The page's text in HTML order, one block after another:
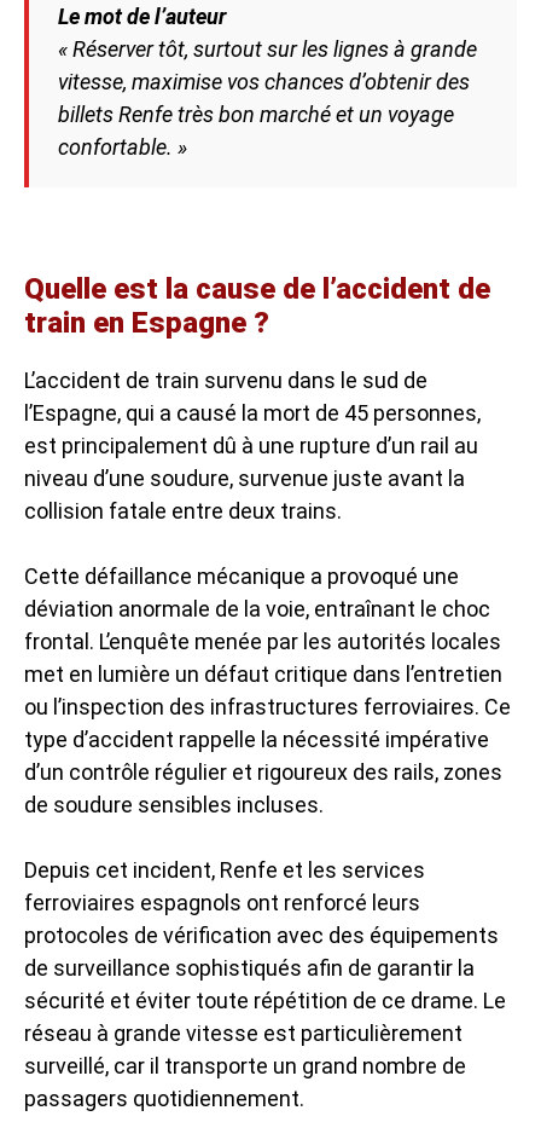
Le mot de l’auteur
« Réserver tôt, surtout sur les lignes à grande
vitesse, maximise vos chances d’obtenir des
billets Renfe très bon marché et un voyage
confortable. »
Quelle est la cause de l’accident de
train en Espagne ?
L’accident de train survenu dans le sud de
l’Espagne, qui a causé la mort de 45 personnes,
est principalement dû à une rupture d’un rail au
niveau d’une soudure, survenue juste avant la
collision fatale entre deux trains.
Cette défaillance mécanique a provoqué une
déviation anormale de la voie, entraînant le choc
frontal. L’enquête menée par les autorités locales
met en lumière un défaut critique dans l’entretien
ou l’inspection des infrastructures ferroviaires. Ce
type d’accident rappelle la nécessité impérative
d’un contrôle régulier et rigoureux des rails, zones
de soudure sensibles incluses.
Depuis cet incident, Renfe et les services
ferroviaires espagnols ont renforcé leurs
protocoles de vérification avec des équipements
de surveillance sophistiqués afin de garantir la
sécurité et éviter toute répétition de ce drame. Le
réseau à grande vitesse est particulièrement
surveillé, car il transporte un grand nombre de
passagers quotidiennement.